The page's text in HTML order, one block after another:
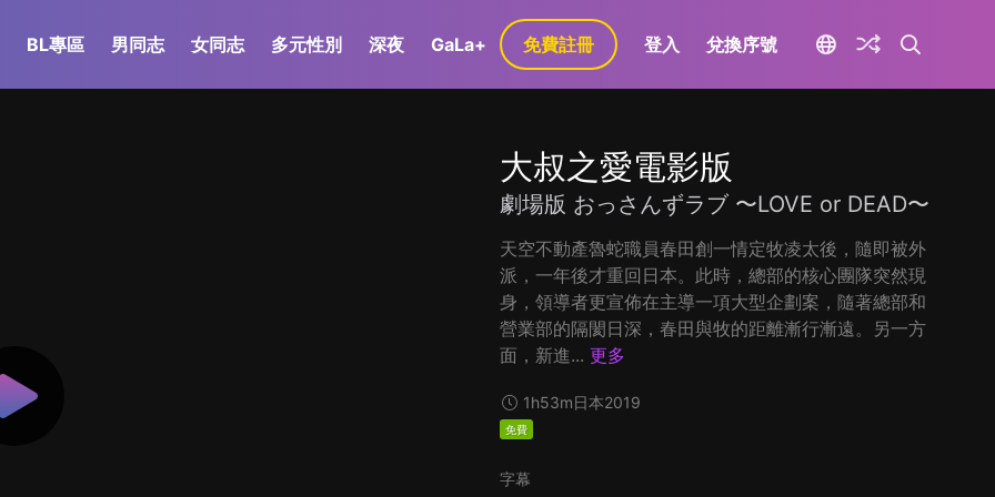
BL專區 男同志 女同志 多元性別 深夜 GaLa+ 免費註冊 登入 兌換序號
大叔之愛電影版
劇場版 おっさんずラブ 〜LOVE or DEAD〜
天空不動產魯蛇職員春田創一情定牧凌太後，隨即被外
派，一年後才重回日本。此時，總部的核心團隊突然現
身，領導者更宣佈在主導一項大型企劃案，隨著總部和
營業部的隔閡日深，春田與牧的距離漸行漸遠。另一方
面，新進... 更多
1h53m日本2019
免費
字幕